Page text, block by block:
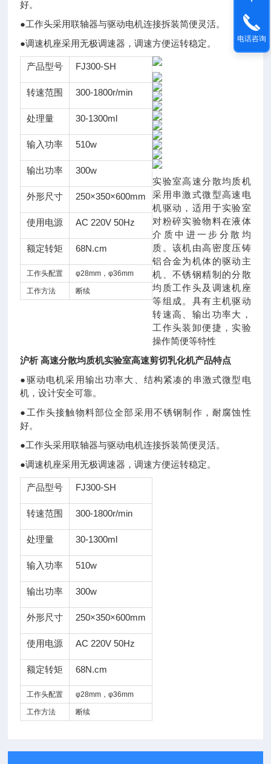
好。
●工作头采用联轴器与驱动电机连接拆装简便灵活。
●调速机座采用无极调速器，调速方便运转稳定。
产品型号 FJ300-SH
转速范围 300-1800r/min
处理量 30-1300ml
输入功率 510w
输出功率 300w
外形尺寸 250×350×600mm
使用电源 AC 220V 50Hz
额定转矩 68N.cm
工作头配置 φ28mm，φ36mm
工作方法 断续
实验室高速分散均质机
采用串激式微型高速电
机驱动，适用于实验室
对粉碎实验物料在液体
介质中进一步分散均
质。该机由高密度压铸
铝合金为机体的驱动主
机、不锈钢精制的分散
均质工作头及调速机座
等组成。具有主机驱动
转速高、输出功率大，
工作头装卸便捷，实验
操作简便等特性
沪析 高速分散均质机实验室高速剪切乳化机产品特点
●驱动电机采用输出功率大、结构紧凑的串激式微型电
机，设计安全可靠。
●工作头接触物料部位全部采用不锈钢制作，耐腐蚀性
好。
●工作头采用联轴器与驱动电机连接拆装简便灵活。
●调速机座采用无极调速器，调速方便运转稳定。
产品型号 FJ300-SH
转速范围 300-1800r/min
处理量 30-1300ml
输入功率 510w
输出功率 300w
外形尺寸 250×350×600mm
使用电源 AC 220V 50Hz
额定转矩 68N.cm
工作头配置 φ28mm，φ36mm
工作方法 断续
电话咨询